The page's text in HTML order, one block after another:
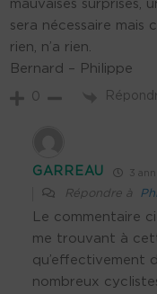
mauvaises surprises,
sera nécessaire
rien, n’a rien.
Bernard – Philippe
0
GARREAU 3
Répondre à
Le commentaire
me trouvant à
qu’effectivement
nombreux